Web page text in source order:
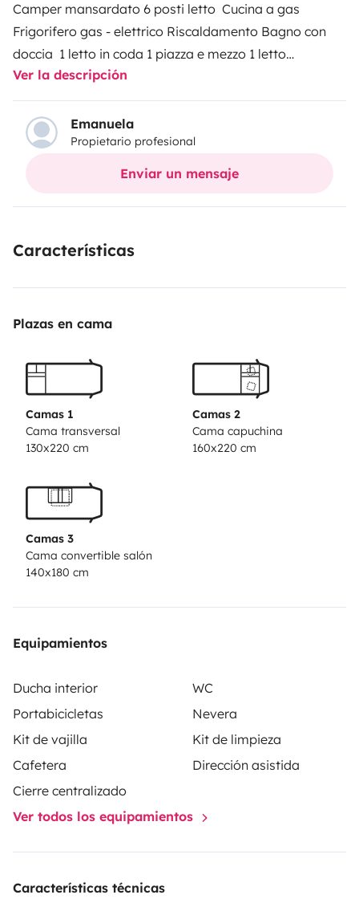
Camper mansardato 6 posti letto Cucina a gas
Frigorifero gas - elettrico Riscaldamento Bagno con
doccia 1 letto in coda 1 piazza e mezzo 1 letto
matrimoniale mansardato Possibilità di un altro letto
matrimoniale(componibile) Pannello solare Sono a tua
disposizione per ogni ulteriore chiarimento. Non esitare
a contattarmi! Ti aspetto!SERVIZIO OBBLIGATORIO
(da pagare in contanti alla consegna) PULIZIA FINALE
AGGIUNTIVI A PAGAMENTO kit letto e asciugamani
areoporto-camper 30€ fino 4 persone.
Ver la descripción
Emanuela
Propietario profesional
Enviar un mensaje
Características
Plazas en cama
Camas 1
Cama transversal
130x220 cm
Camas 2
Cama capuchina
160x220 cm
Camas 3
Cama convertible salón
140x180 cm
Equipamientos
Ducha interior
WC
Portabicicletas
Nevera
Kit de vajilla
Kit de limpieza
Cafetera
Dirección asistida
Cierre centralizado
Ver todos los equipamientos
Características técnicas